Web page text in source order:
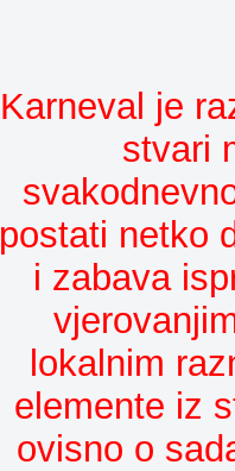
Karneval je
stvari
postati netko
i zabava
lokalnim
elemente iz
ovisno o